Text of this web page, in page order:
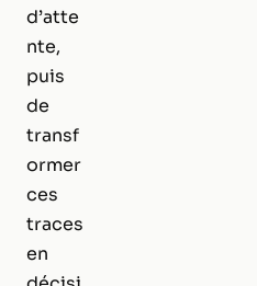
d’atte
nte,
puis
de
transf
ormer
ces
traces
en